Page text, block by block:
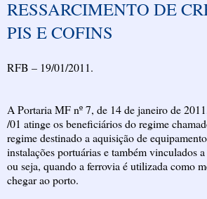
RESSARCIMENTO DE
PIS E COFINS
RFB – 19/01/2011.
A Portaria MF nº 7, de 14 de janeiro de
/01 atinge os beneficiários do regime
regime destinado a aquisição de
instalações portuárias e também vinculados
ou seja, quando a ferrovia é utilizada como
chegar ao porto.